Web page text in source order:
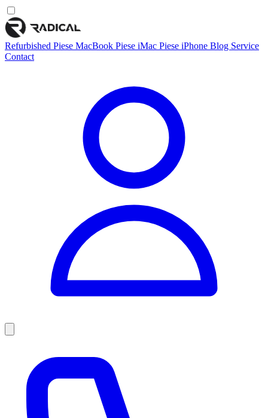
Refurbished Piese MacBook Piese iMac Piese iPhone Blog Service
Contact